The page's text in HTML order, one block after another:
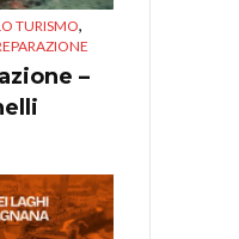
TURISMO,
–